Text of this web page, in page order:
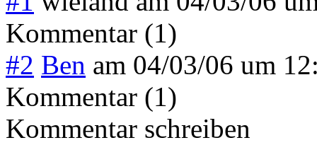
Kommentar (1)
#2 Ben am 04/03/06 um
Kommentar (1)
Kommentar schreiben